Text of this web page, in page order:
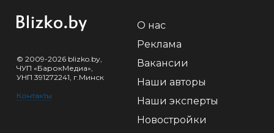
© 2009-2026 blizko.by,
ЧУП «БарокМедиа»,
УНП 391272241, г.Минск
Контакты
О нас
Реклама
Вакансии
Наши авторы
Наши эксперты
Новостройки